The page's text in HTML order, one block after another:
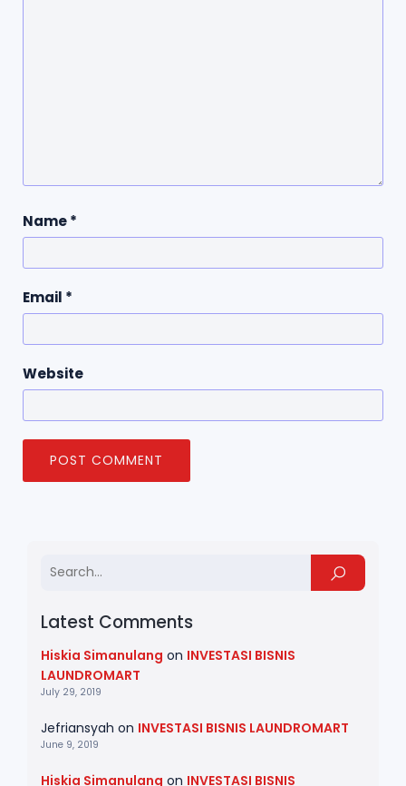
Latest Comments
Hiskia Simanulang on INVESTASI BISNIS
LAUNDROMART
July 29, 2019
Jefriansyah on INVESTASI BISNIS LAUNDROMART
June 9, 2019
Hiskia Simanulang on INVESTASI BISNIS
Name*
Email *
Website